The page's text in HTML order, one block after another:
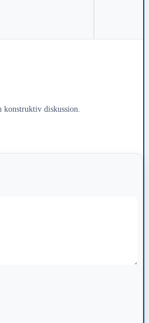
diskussion.